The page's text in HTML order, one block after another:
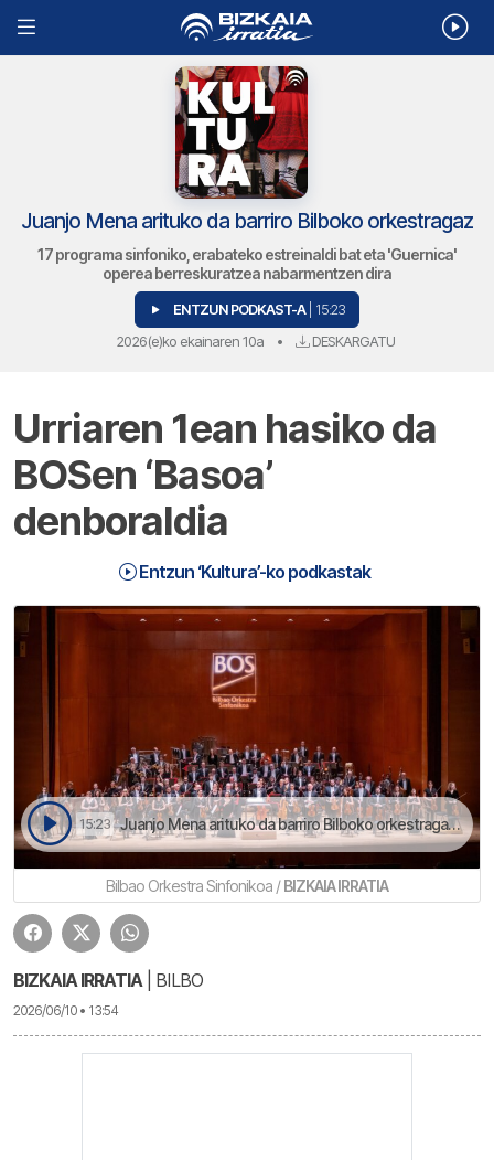
Juanjo Mena arituko da barriro Bilboko orkestragaz
17 programa sinfoniko, erabateko estreinaldi bat eta 'Guernica'
operea berreskuratzea nabarmentzen dira
ENTZUN PODKAST-A | 15:23
2026(e)ko ekainaren 10a • DESKARGATU
Urriaren 1ean hasiko da
BOSen ‘Basoa’
denboraldia
Entzun ‘Kultura’-ko podkastak
15:23 Juanjo Mena arituko da barriro Bilboko orkestragaz | Kultura
Bilbao Orkestra Sinfonikoa /BIZKAIA IRRATIA
BIZKAIA IRRATIA | BILBO
2026/06/10 • 13:54